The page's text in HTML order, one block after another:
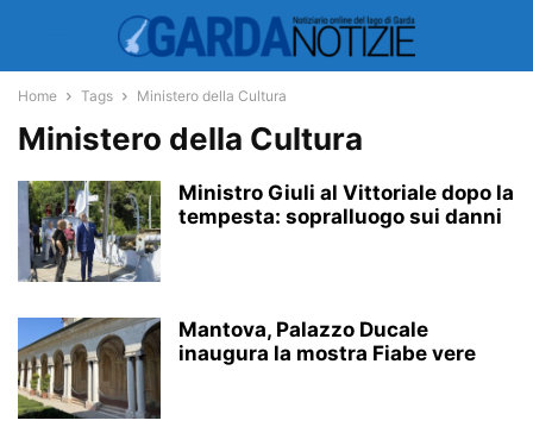
Home Tags Ministero della Cultura
Ministero della Cultura
Ministro Giuli al Vittoriale dopo la
tempesta: sopralluogo sui danni
Mantova, Palazzo Ducale
inaugura la mostra Fiabe vere